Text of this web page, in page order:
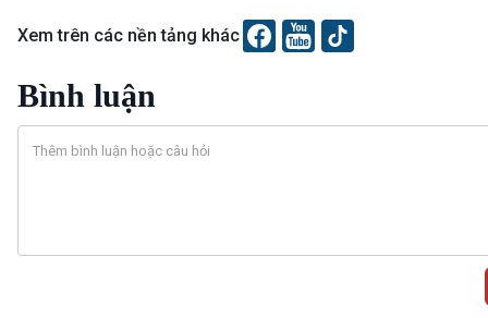
Xem trên các nền tảng khác
Bình luận